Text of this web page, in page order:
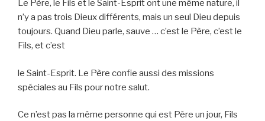
Le Père, le Fils et le Saint-Esprit ont une même nature, il
n’y a pas trois Dieux différents, mais un seul Dieu depuis
toujours. Quand Dieu parle, sauve … c’est le Père, c’est le
Fils, et c’est
le Saint-Esprit. Le Père confie aussi des missions
spéciales au Fils pour notre salut.
Ce n’est pas la même personne qui est Père un jour, Fils